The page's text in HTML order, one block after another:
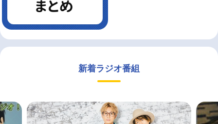
新着ラジオ番組